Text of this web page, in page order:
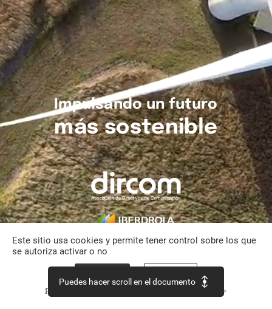
Este sitio usa cookies y permite tener control sobre los que
se autoriza activar o no
Política de confidencialidad Continuar sin aceptar >
Impulsando un futuro
más sostenible
Puedes hacer scroll en el documento